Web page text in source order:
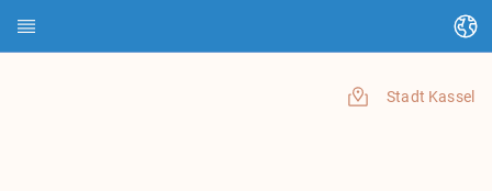
Stadt Kassel